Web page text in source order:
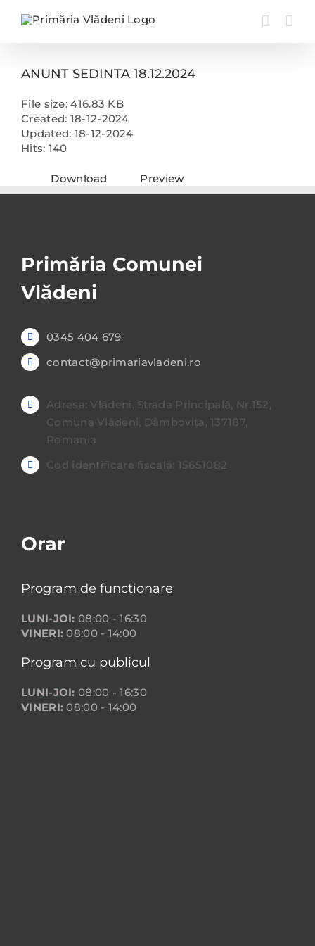
ANUNT SEDINTA 18.12.2024
File size: 416.83 KB
Created: 18-12-2024
Updated: 18-12-2024
Hits: 140
Download Preview
Primăria Comunei
Vlădeni
0345 404 679
contact@primariavladeni.ro
Adresa: Vlădeni, Strada Principală, Nr.152,
Comuna Vlădeni, Dâmbovița, 137187,
Romania
Cod identificare fiscală: 15651082
Orar
Program de funcționare
LUNI-JOI: 08:00 - 16:30
VINERI: 08:00 - 14:00
Program cu publicul
LUNI-JOI: 08:00 - 16:30
VINERI: 08:00 - 14:00